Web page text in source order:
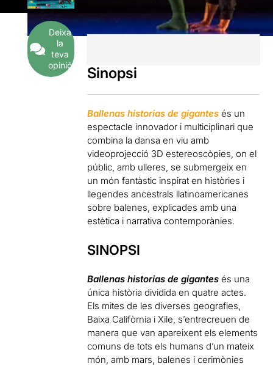
Deixa
la
teva
opinió
Sinopsi
Ballenas historias de gigantes és un
espectacle innovador i multiciplinarique
combina la dansa en viu amb
videoprojecció 3D estereoscòpies, on el
públic, amb ulleres, se submergeix en
un món fantàstic inspirat en històries i
llegendes ancestrals llatinoamericanes
sobre balenes, explicades amb una
estètica i narrativa contemporànies.
SINOPSI
Ballenas historias de gigantes és una
única història dividida en quatre actes.
Els mitesde les diverses geografies,
Baixa Califòrnia i Xile, s’entrecreuen de
manera que vanapareixent els elements
comuns de totsels humans d’un mateix
món,amb mars, balenes icerimònies